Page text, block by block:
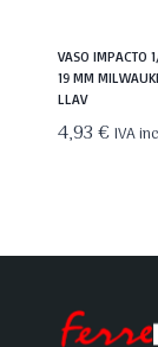
VASO IMPACTO
19 MM
LLAV
4,93€ IVA